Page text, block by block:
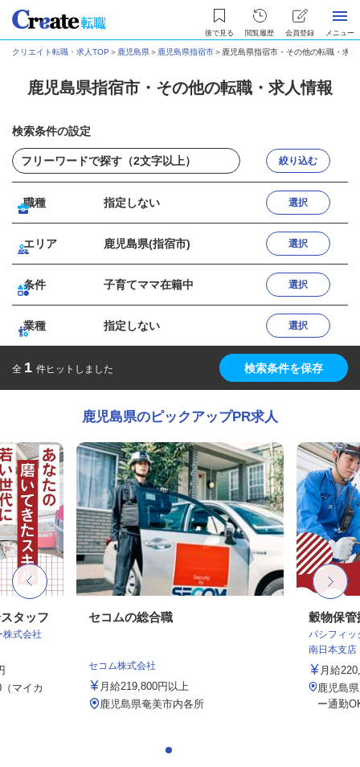
後で見る 閲覧履歴 会員登録 メニュー
クリエイト転職・求人TOP ＞ 鹿児島県＞ 鹿児島県指宿市＞ 鹿児島県指宿市・その他の転職・求人
鹿児島県指宿市・その他の転職・求人情報
検索条件の設定
絞り込む
職種 指定しない 選択
エリア 鹿児島県(指宿市) 選択
条件 子育てママ在籍中 選択
業種 指定しない 選択
全 1 件ヒットしました 検索条件を保存
鹿児島県のピックアップPR求人
タッフ
株式会社
マイカ
セコムの総合職
セコム株式会社
月給219,800円以上
鹿児島県奄美市内各所
穀物保管
パシフィ
南日本支店
月給
鹿児島
ー通勤